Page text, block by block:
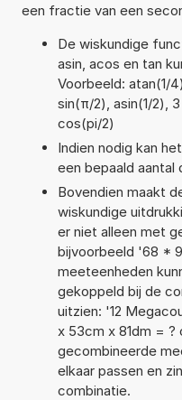
een fractie van een
De wiskundige
asin, acos en tan
Voorbeeld: atan(1/
sin(π/2), asin(1/2),
cos(pi/2)
Indien nodig kan
een bepaald aantal
Bovendien maakt
wiskundige
er niet alleen met
bijvoorbeeld '68 *
meeteenheden
gekoppeld bij de
uitzien: '12
x 53cm x 81dm =
gecombineerde
elkaar passen en
combinatie.